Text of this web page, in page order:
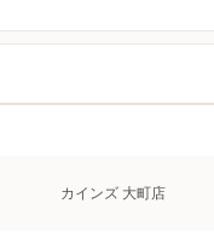
カインズ 大町店